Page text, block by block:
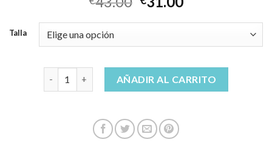
Talla
pantalones cortos hombre vaqueros cantidad
AÑADIR AL CARRITO